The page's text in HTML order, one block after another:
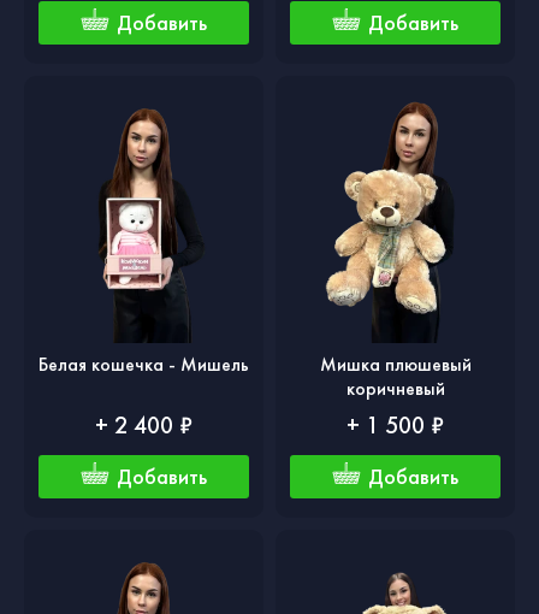
Добавить Добавить
Белая кошечка - Мишель
+ 2 400 ₽
Добавить
Мишка плюшевый
коричневый
+ 1 500 ₽
Добавить